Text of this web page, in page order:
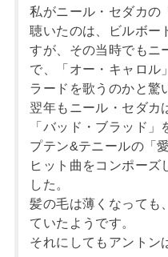
私がニール・セダカの
聴いたのは、ビルボー
すが、その当時でもニ
で、「オー・キャロル
ラードを歌うのかと驚
翌年もニール・セダカ
「バッド・ブラッド
プテン&テニールの「
ヒット曲をコンポーズ
した。
髪の毛は薄くなっても
ていたようです。
それにしてもアントン